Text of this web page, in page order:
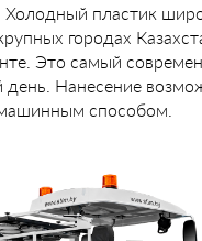
Холодный пластик
городах
Это самый
день. Нанесение
способом.